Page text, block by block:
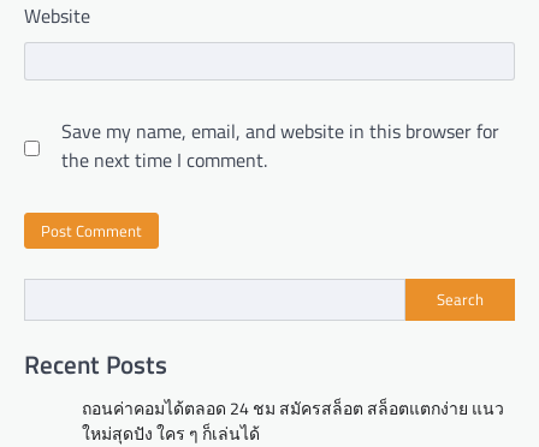
Website
Save my name, email, and website in this browser for
the next time I comment.
Search
Recent Posts
ถอนค่าคอมได้ตลอด 24 ชม สมัครสล็อต สล็อตแตกง่าย แนว
ใหม่สุดปัง ใคร ๆ ก็เล่นได้